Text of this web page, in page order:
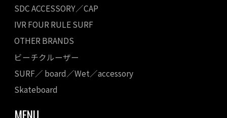
SDC ACCESSORY／CAP
IVR FOUR RULE SURF
OTHER BRANDS
ビーチクルーザー
SURF／ board／Wet／accessory
Skateboard